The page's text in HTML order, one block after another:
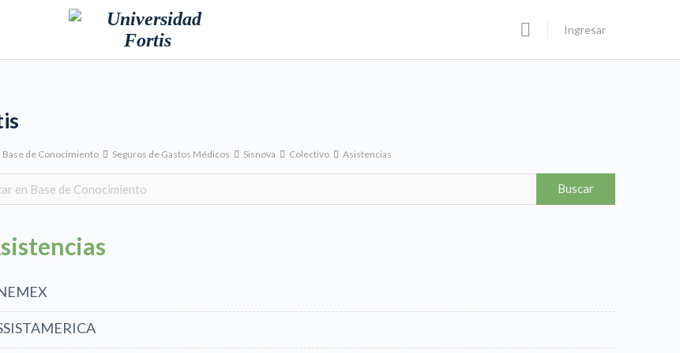
Ingresar
Base de Conocimiento Seguros de Gastos Médicos Sisnova Colectivo Asistencias